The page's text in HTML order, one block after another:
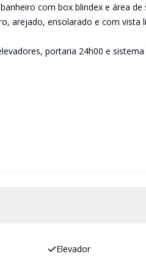
com box blindex e área
arejado, ensolarado e com vista
portaria 24h00 e
Elevador